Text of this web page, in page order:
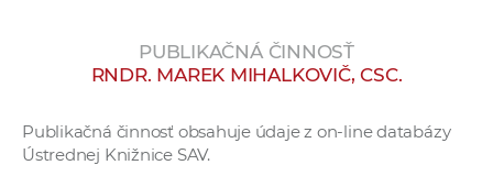
p
PUBLIKAČNÁ ČINNOSŤ
RNDR. MAREK MIHALKOVIČ, CSC.
Publikačná činnosť obsahuje údaje z on-line databázy
Ústrednej Knižnice SAV.